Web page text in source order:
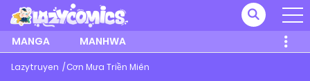
MANGA MANHWA
Lazytruyen Cơn Mưa Triền Miên